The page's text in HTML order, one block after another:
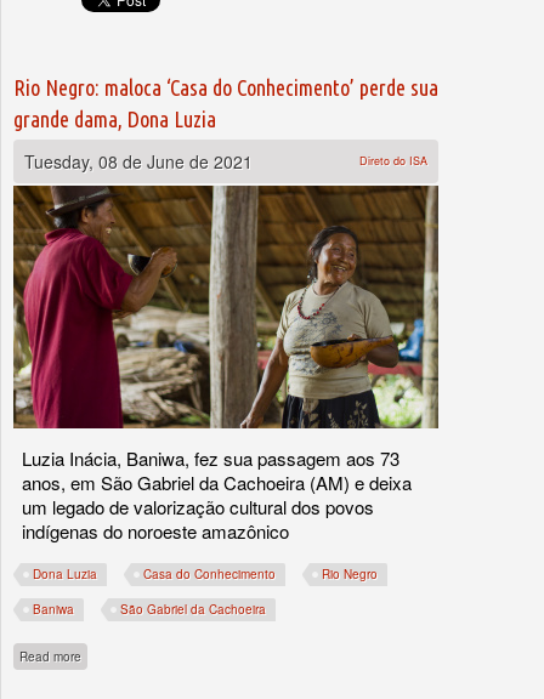
Rio Negro: maloca ‘Casa do Conhecimento’ perde sua
grande dama, Dona Luzia
Tuesday, 08 de June de 2021
Direto do ISA
Luzia Inácia, Baniwa, fez sua passagem aos 73
anos, em São Gabriel da Cachoeira (AM) e deixa
um legado de valorização cultural dos povos
indígenas do noroeste amazônico
Dona Luzia Casa do Conhecimento Rio Negro
Baniwa São Gabriel da Cachoeira
Read more